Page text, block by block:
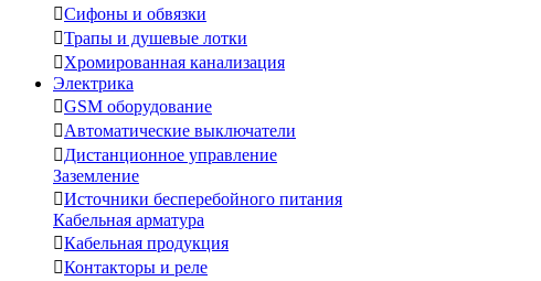
Сифоны и обвязки
Трапы и душевые лотки
Хромированная канализация
Электрика
GSM оборудование
Автоматические выключатели
Дистанционное управление
Заземление
Источники бесперебойного питания
Кабельная арматура
Кабельная продукция
Контакторы и реле